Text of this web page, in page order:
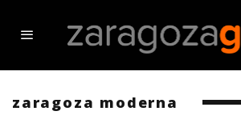
zaragoza moderna